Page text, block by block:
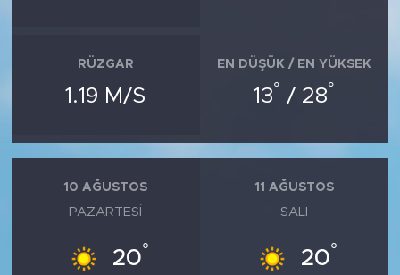
RÜZGAR
1.19 M/S
EN DÜŞÜK / EN YÜKSEK
13° / 28°
10 AĞUSTOS
PAZARTESI
20°
11 AĞUSTOS
SALI
20°